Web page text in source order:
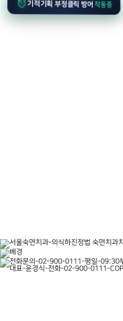
기적기획 부정클릭 방어작동중